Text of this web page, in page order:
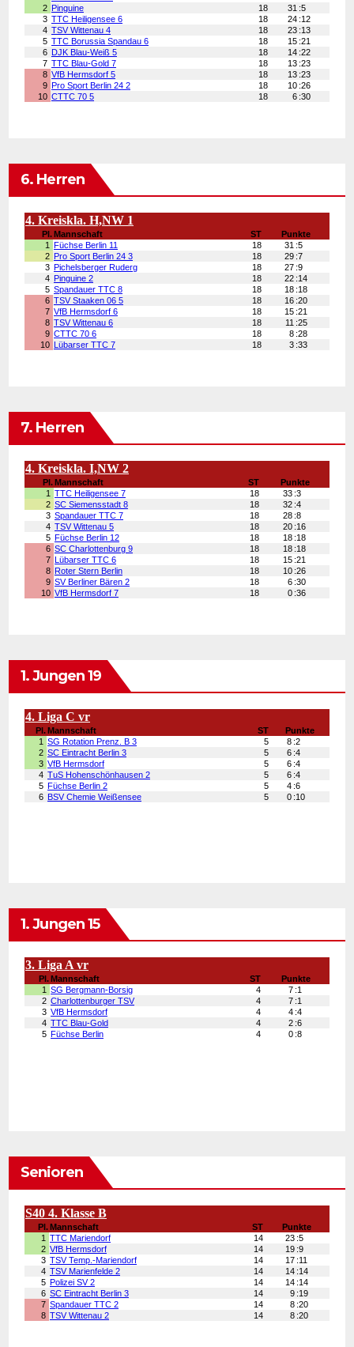
6. Herren
7. Herren
1. Jungen 19
1. Jungen 15
Senioren